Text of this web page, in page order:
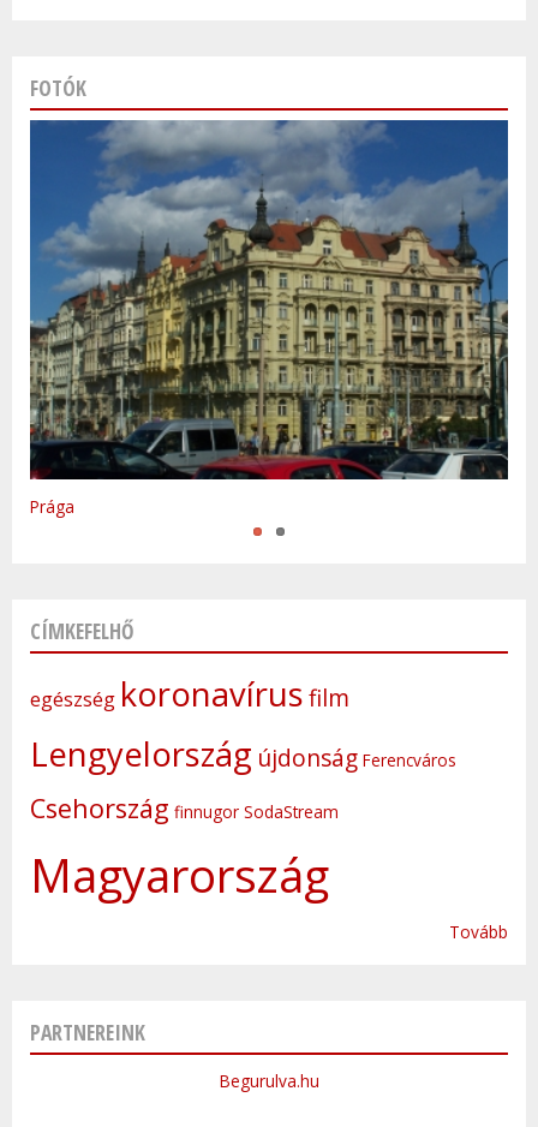
FOTÓK
Prága
Varsó
CÍMKEFELHŐ
egészség koronavírusfilm
Lengyelország újdonság Ferencváros
Csehország finnugor SodaStream
Magyarország
Tovább
PARTNEREINK
Begurulva.hu